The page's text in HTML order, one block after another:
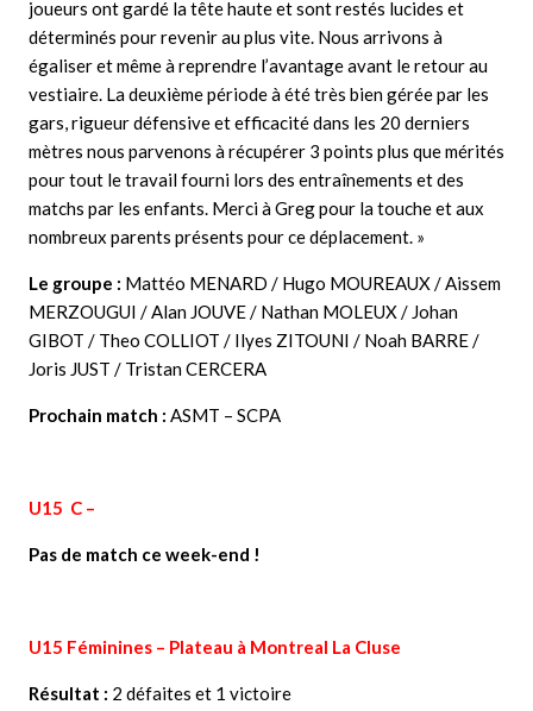
joueurs ont gardé la tête haute et sont restés lucides et
déterminés pour revenir au plus vite. Nous arrivons à
égaliser et même à reprendre l’avantage avant le retour au
vestiaire. La deuxième période à été très bien gérée par les
gars, rigueur défensive et efficacité dans les 20 derniers
mètres nous parvenons à récupérer 3 points plus que mérités
pour tout le travail fourni lors des entraînements et des
matchs par les enfants. Merci à Greg pour la touche et aux
nombreux parents présents pour ce déplacement. »
Le groupe : Mattéo MENARD / Hugo MOUREAUX / Aissem
MERZOUGUI / Alan JOUVE / Nathan MOLEUX / Johan
GIBOT / Theo COLLIOT / Ilyes ZITOUNI / Noah BARRE /
Joris JUST / Tristan CERCERA
Prochain match : ASMT – SCPA
U15 C –
Pas de match ce week-end !
U15 Féminines – Plateau à Montreal La Cluse
Résultat : 2 défaites et 1 victoire